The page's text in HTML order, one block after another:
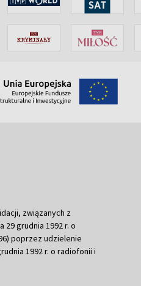
związanych z
29 grudnia 1992 r. o
poprzez udzielenie
1992 r. o radiofonii i